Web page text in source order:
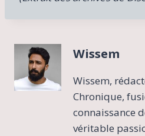
Wissem
Wissem,
Chronique,
connaissance
véritable